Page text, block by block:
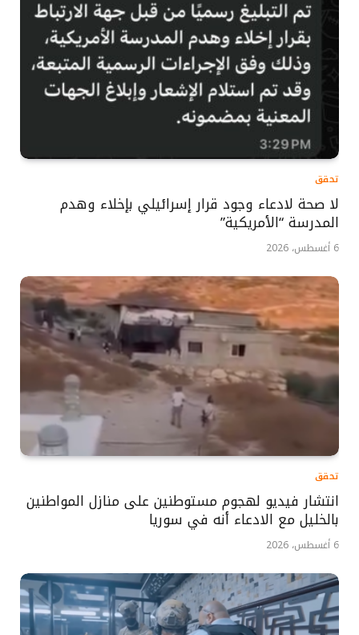
تحقق
لا صحة لادعاء وجود قرار إسرائيلي بإخلاء وهدم
المدرسة “الأمريكية”
6 أغسطس، 2026
تحقق
انتشار فيديو لهجوم مستوطنين على منازل المواطنين
بالخليل مع الادعاء أنه في سوريا
6 أغسطس، 2026